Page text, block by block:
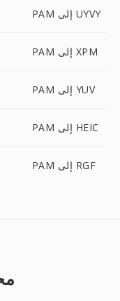
PAM إلى UYVY
PAM إلى XPM
PAM إلى YUV
PAM إلى HEIC
PAM إلى RGF